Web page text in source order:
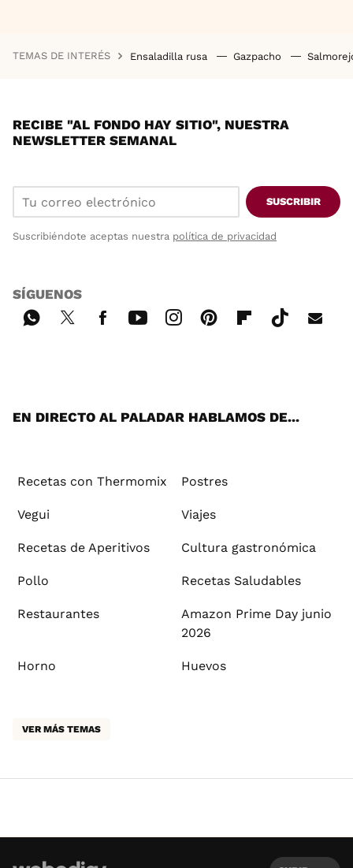
TEMAS DE INTERÉS Ensaladilla rusa Gazpacho
RECIBE "AL FONDO HAY SITIO", NUESTRA
NEWSLETTER SEMANAL
SUSCRIBIR
Suscribiéndote aceptas nuestra política de privacidad
SÍGUENOS
EN DIRECTO AL PALADAR HABLAMOS DE...
Recetas con Thermomix Postres
Vegui Viajes
Recetas de Aperitivos Cultura gastronómica
Pollo Recetas Saludables
Restaurantes
Amazon Prime Day junio
2026
Horno Huevos
VER MÁS TEMAS